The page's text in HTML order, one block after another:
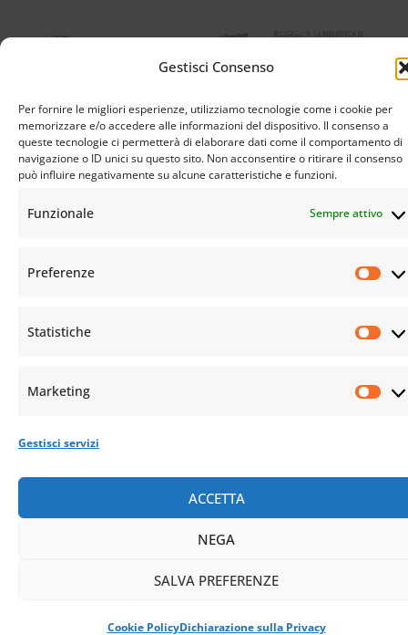
Gestisci Consenso
Per fornire le migliori esperienze, utilizziamo tecnologie come i cookie per
memorizzare e/o accedere alle informazioni del dispositivo. Il consenso a
queste tecnologie ci permetterà di elaborare dati come il comportamento di
navigazione o ID unici su questo sito. Non acconsentire o ritirare il consenso
può influire negativamente su alcune caratteristiche e funzioni.
Funzionale Sempre attivo
Preferenze
Statistiche
Marketing
Gestisci servizi
ACCETTA
NEGA
SALVA PREFERENZE
Cookie PolicyDichiarazione sulla Privacy
© Istituto Buddista Italiano Soka Gakkai. All rights reserved | C.F. 94069310483 – Sede Legale: